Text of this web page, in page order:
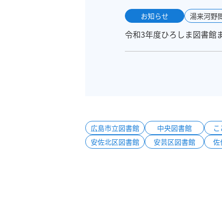
お知らせ 湯来河野
令和3年度ひろしま図書館
広島市立図書館 中央図書館
安佐北区図書館
安芸区図書館 佐